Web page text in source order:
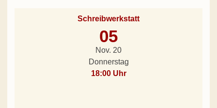
Schreibwerkstatt
05
Nov. 20
Donnerstag
18:00 Uhr